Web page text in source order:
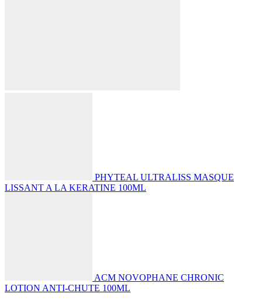
PHYTEAL ULTRALISS MASQUE
LISSANT A LA KERATINE 100ML
ACM NOVOPHANE CHRONIC
LOTION ANTI-CHUTE 100ML